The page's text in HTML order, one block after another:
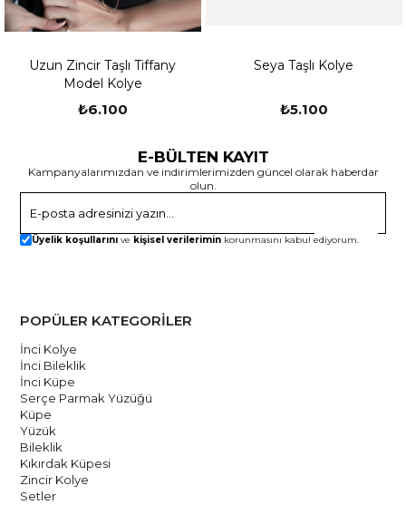
Uzun Zincir Taşlı Tiffany
Model Kolye
₺6.100
Seya Taşlı Kolye
₺5.100
E-BÜLTEN KAYIT
Kampanyalarımızdan ve indirimlerimizden güncel olarak haberdar
olun.
Üyelik koşullarını ve kişisel verilerimin korunmasını kabul ediyorum.
POPÜLER KATEGORİLER
İnci Kolye
İnci Bileklik
İnci Küpe
Serçe Parmak Yüzüğü
Küpe
Yüzük
Bileklik
Kıkırdak Küpesi
Zincir Kolye
Setler